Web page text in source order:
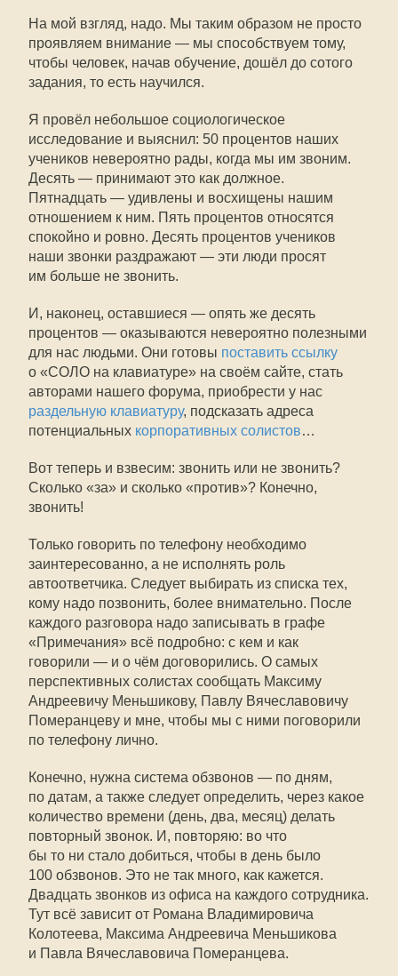
На мой взгляд, надо. Мы таким образом не просто
проявляем внимание — мы способствуем тому,
чтобы человек, начав обучение, дошёл до сотого
задания, то есть научился.
Я провёл небольшое социологическое
исследование и выяснил: 50 процентов наших
учеников невероятно рады, когда мы им звоним.
Десять — принимают это как должное.
Пятнадцать — удивлены и восхищены нашим
отношением к ним. Пять процентов относятся
спокойно и ровно. Десять процентов учеников
наши звонки раздражают — эти люди просят
им больше не звонить.
И, наконец, оставшиеся — опять же десять
процентов — оказываются невероятно полезными
для нас людьми. Они готовы поставить ссылку
о «СОЛО на клавиатуре» на своём сайте, стать
авторами нашего форума, приобрести у нас
раздельную клавиатуру, подсказать адреса
потенциальных корпоративных солистов…
Вот теперь и взвесим: звонить или не звонить?
Сколько «за» и сколько «против»? Конечно,
звонить!
Только говорить по телефону необходимо
заинтересованно, а не исполнять роль
автоответчика. Следует выбирать из списка тех,
кому надо позвонить, более внимательно. После
каждого разговора надо записывать в графе
«Примечания» всё подробно: с кем и как
говорили — и о чём договорились. О самых
перспективных солистах сообщать Максиму
Андреевичу Меньшикову, Павлу Вячеславовичу
Померанцеву и мне, чтобы мы с ними поговорили
по телефону лично.
Конечно, нужна система обзвонов — по дням,
по датам, а также следует определить, через какое
количество времени (день, два, месяц) делать
повторный звонок. И, повторяю: во что
бы то ни стало добиться, чтобы в день было
100 обзвонов. Это не так много, как кажется.
Двадцать звонков из офиса на каждого сотрудника.
Тут всё зависит от Романа Владимировича
Колотеева, Максима Андреевича Меньшикова
и Павла Вячеславовича Померанцева.